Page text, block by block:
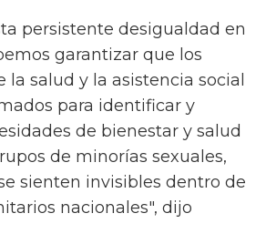
persistente desigualdad en
garantizar que los
la salud y la asistencia social
para identificar y
de bienestar y salud
de minorías sexuales,
sienten invisibles dentro de
nacionales", dijo